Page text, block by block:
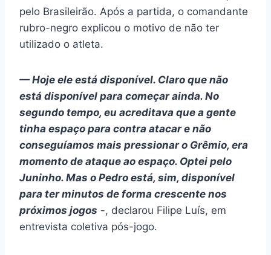
pelo Brasileirão. Após a partida, o comandante
rubro-negro explicou o motivo de não ter
utilizado o atleta.
— Hoje ele está disponível. Claro que não
está disponível para começar ainda. No
segundo tempo, eu acreditava que a gente
tinha espaço para contra atacar e não
conseguíamos mais pressionar o Grêmio, era
momento de ataque ao espaço. Optei pelo
Juninho. Mas o Pedro está, sim, disponível
para ter minutos de forma crescente nos
próximos jogos -, declarou Filipe Luís, em
entrevista coletiva pós-jogo.